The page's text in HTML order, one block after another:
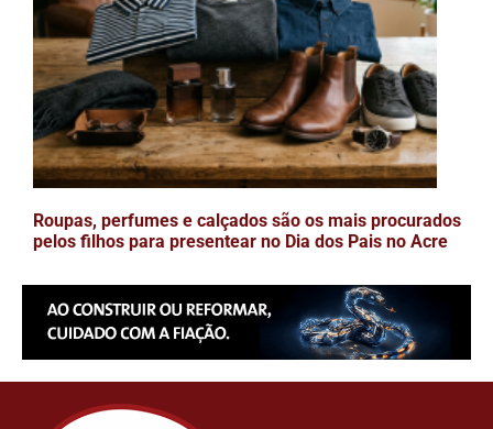
Roupas, perfumes e calçados são os mais procurados
pelos filhos para presentear no Dia dos Pais no Acre